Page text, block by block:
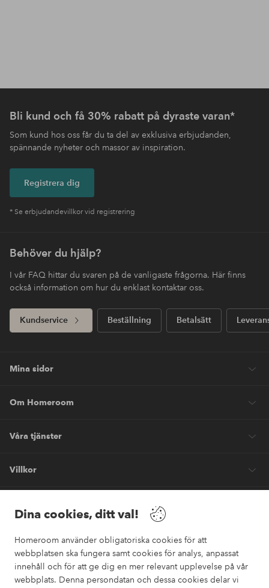
Dina cookies, ditt val!
Homeroom använder obligatoriska cookies för att
webbplatsen ska fungera samt cookies för analys, anpassat
innehåll och för att ge dig en mer relevant upplevelse på vår
webbplats. Denna persondatan och dessa cookies delar vi
Bli kund och få 30% rabatt på dyraste varan*
Som kund hos oss får du ta del av exklusiva erbjudanden,
spännande nyheter och massor av inspiration.
Registrera dig
* Se erbjudandevillkor vid registrering
Behöver du hjälp?
I vår FAQ hittar du svaren på de vanligaste frågorna. Här finns
också information om hur du enklast kontaktar oss.
Kundservice Beställning Betalsätt
Mina sidor
Om Homeroom
Våra tjänster
Villkor
Säkra betalningar